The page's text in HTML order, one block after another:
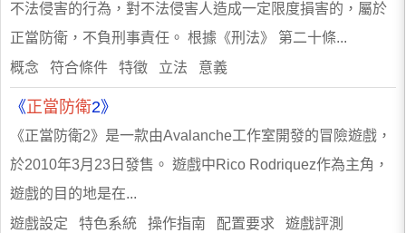
不法侵害的行為，對不法侵害人造成一定限度損害的，屬於
正當防衛，不負刑事責任。 根據《刑法》 第二十條...
概念 符合條件 特徵 立法 意義
《正當防衛2》
《正當防衛2》是一款由Avalanche工作室開發的冒險遊戲，
於2010年3月23日發售。 遊戲中Rico Rodriquez作為主角，
遊戲的目的地是在...
遊戲設定 特色系統 操作指南 配置要求 遊戲評測